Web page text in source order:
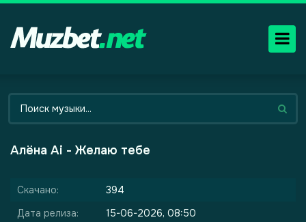
Алёна Ai - Желаю тебе
Скачано:
394
Дата релиза:
15-06-2026, 08:50